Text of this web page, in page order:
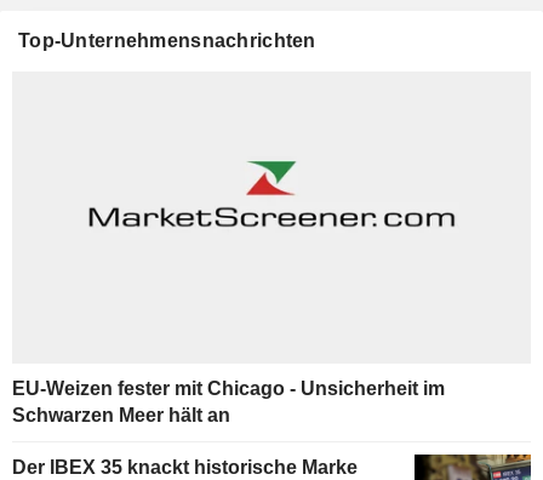
Top-Unternehmensnachrichten
EU-Weizen fester mit Chicago - Unsicherheit im
Schwarzen Meer hält an
Der IBEX 35 knackt historische Marke